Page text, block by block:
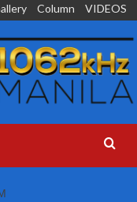
Column VIDEOS